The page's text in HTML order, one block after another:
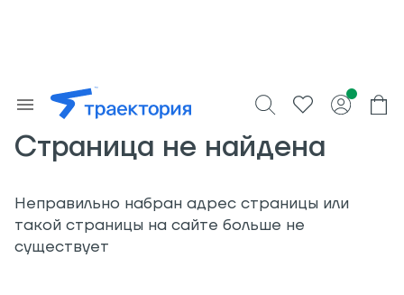
Страница не найдена
Неправильно набран адрес страницы или
такой страницы на сайте больше не
существует